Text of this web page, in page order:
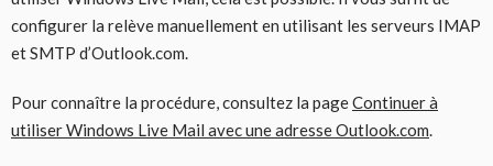
configurer la relève manuellement en utilisant les serveurs IMAP
et SMTP d’Outlook.com.
Pour connaître la procédure, consultez la pageContinuer à
utiliser Windows Live Mail avec une adresse Outlook.com.